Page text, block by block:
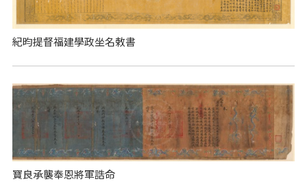
紀昀提督福建學政坐名敕書
寶良承襲奉恩將軍誥命